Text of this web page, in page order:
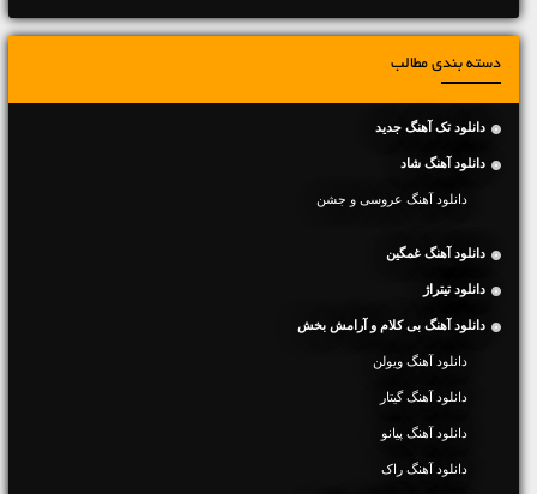
دسته بندی مطالب
دانلود تک آهنگ جدید
دانلود آهنگ شاد
دانلود آهنگ عروسی و جشن
دانلود آهنگ غمگین
دانلود تیتراژ
دانلود آهنگ بی کلام و آرامش بخش
دانلود آهنگ ویولن
دانلود آهنگ گیتار
دانلود آهنگ پیانو
دانلود آهنگ راک